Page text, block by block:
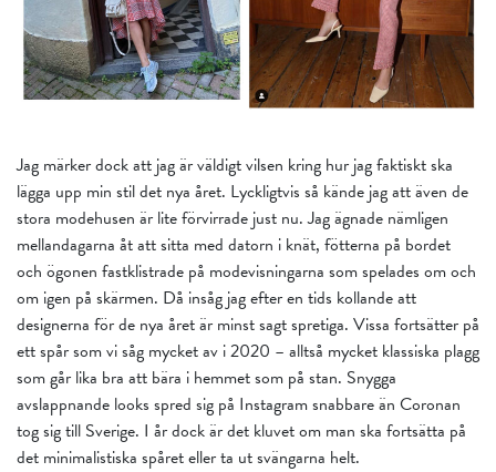
Jag märker dock att jag är väldigt vilsen kring hur jag faktiskt ska
lägga upp min stil det nya året. Lyckligtvis så kände jag att även de
stora modehusen är lite förvirrade just nu. Jag ägnade nämligen
mellandagarna åt att sitta med datorn i knät, fötterna på bordet
och ögonen fastklistrade på modevisningarna som spelades om och
om igen på skärmen. Då insåg jag efter en tids kollande att
designerna för de nya året är minst sagt spretiga. Vissa fortsätter på
ett spår som vi såg mycket av i 2020 – alltså mycket klassiska plagg
som går lika bra att bära i hemmet som på stan. Snygga
avslappnande looks spred sig på Instagram snabbare än Coronan
tog sig till Sverige. I år dock är det kluvet om man ska fortsätta på
det minimalistiska spåret eller ta ut svängarna helt.